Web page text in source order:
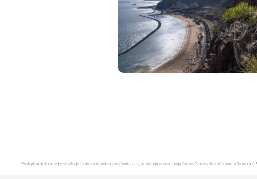
Poskytovateľom tejto služby je Union zdravotná poisťovňa, a. s., ktorá vykonáva svoju činnosť v rozsahu určenom